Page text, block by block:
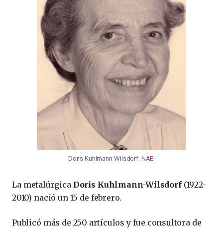
Doris Kuhlmann-Wilsdorf. NAE.
La metalúrgicaDoris Kuhlmann-Wilsdorf (1922-
2010) nació un 15 de febrero.
Publicó más de 250 artículos y fue consultora de